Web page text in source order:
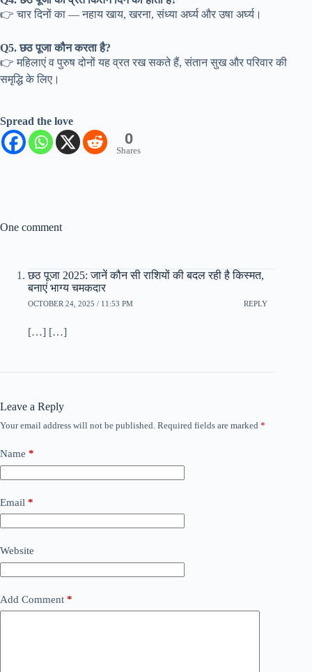
👉 चार दिनों का — नहाय खाय, खरना, संध्या अर्घ्य और उषा अर्घ्य।
Q5. छठ पूजा कौन करता है?
👉 महिलाएं व पुरुष दोनों यह व्रत रख सकते हैं, संतान सुख और परिवार की
समृद्धि के लिए।
Spread the love
0
Shares
One comment
छठ पूजा 2025: जानें कौन सी राशियों की बदल रही है किस्मत,
बनाएं भाग्य चमकदार
OCTOBER 24, 2025 / 11:53 PM REPLY
[…] […]
Leave a Reply
Your email address will not be published. Required fields are marked *
Name *
Email *
Website
Add Comment *